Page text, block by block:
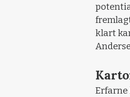
klart
Erfarne